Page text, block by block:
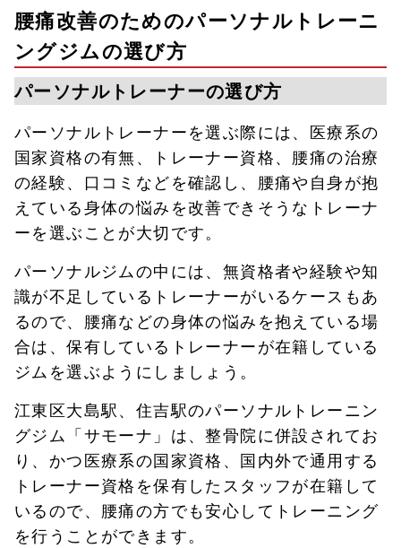
腰痛改善のためのパーソナルトレーニ
ングジムの選び方
パーソナルトレーナーの選び方
パーソナルトレーナーを選ぶ際には、医療系の
国家資格の有無、トレーナー資格、腰痛の治療
の経験、口コミなどを確認し、腰痛や自身が抱
えている身体の悩みを改善できそうなトレーナ
ーを選ぶことが大切です。
パーソナルジムの中には、無資格者や経験や知
識が不足しているトレーナーがいるケースもあ
るので、腰痛などの身体の悩みを抱えている場
合は、保有しているトレーナーが在籍している
ジムを選ぶようにしましょう。
江東区大島駅、住吉駅のパーソナルトレーニン
グジム「サモーナ」は、整骨院に併設されてお
り、かつ医療系の国家資格、国内外で通用する
トレーナー資格を保有したスタッフが在籍して
いるので、腰痛の方でも安心してトレーニング
を行うことができます。